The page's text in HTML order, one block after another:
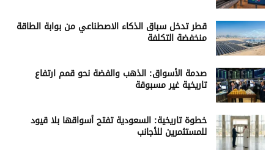
قطر تدخل سباق الذكاء الاصطناعي من بوابة الطاقة
منخفضة التكلفة
صدمة الأسواق: الذهب والفضة نحو قمم ارتفاع
تاريخية غير مسبوقة
خطوة تاريخية: السعودية تفتح أسواقها بلا قيود
للمستثمرين للأجانب